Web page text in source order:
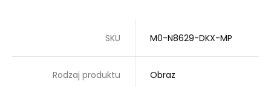
SKU M0-N8629-DKX-MP
Rodzaj produktu Obraz